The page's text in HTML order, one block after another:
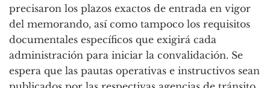
precisaron los plazos exactos de entrada en vigor
del memorando, así como tampoco los requisitos
documentales específicos que exigirá cada
administración para iniciar la convalidación. Se
espera que las pautas operativas e instructivos sean